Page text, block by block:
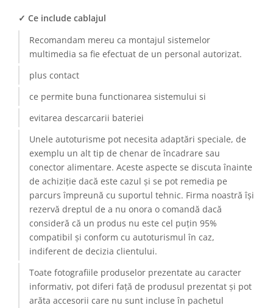
Camere Iveco
Camere Renault
Camere Fiat
Camere Citroen
Camere Peugeot
Camere Fiat
Camere înregistrare trafic
Accesorii multimedia
Conectică Auto
Conectică Auto
Conectică Audi
✓ Ce include cablajul
Recomandam mereu ca montajul sistemelor
multimedia sa fie efectuat de un personal autorizat.
plus contact
ce permite buna functionarea sistemului si
evitarea descarcarii bateriei
Unele autoturisme pot necesita adaptări speciale, de
exemplu un alt tip de chenar de încadrare sau
conector alimentare. Aceste aspecte se discuta înainte
de achiziție dacă este cazul și se pot remedia pe
parcurs împreună cu suportul tehnic. Firma noastră își
rezervă dreptul de a nu onora o comandă dacă
consideră că un produs nu este cel puțin 95%
compatibil și conform cu autoturismul în caz,
indiferent de decizia clientului.
Toate fotografiile produselor prezentate au caracter
informativ, pot diferi față de produsul prezentat și pot
arăta accesorii care nu sunt incluse în pachetul